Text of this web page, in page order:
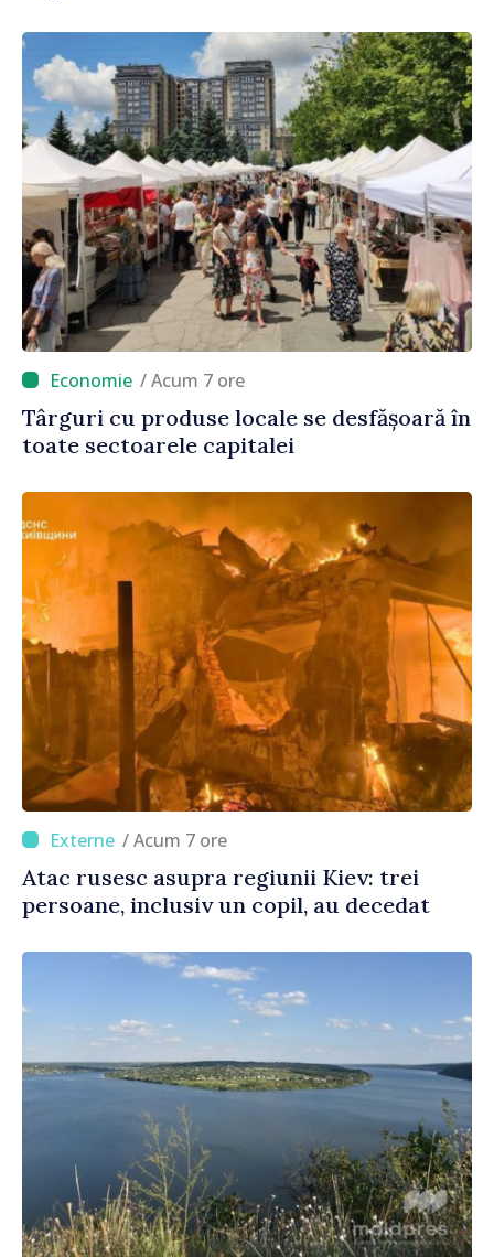
/ Acum 7 ore
Târguri cu produse locale se desfășoară în
toate sectoarele capitalei
/ Acum 7 ore
Atac rusesc asupra regiunii Kiev: trei
persoane, inclusiv un copil, au decedat